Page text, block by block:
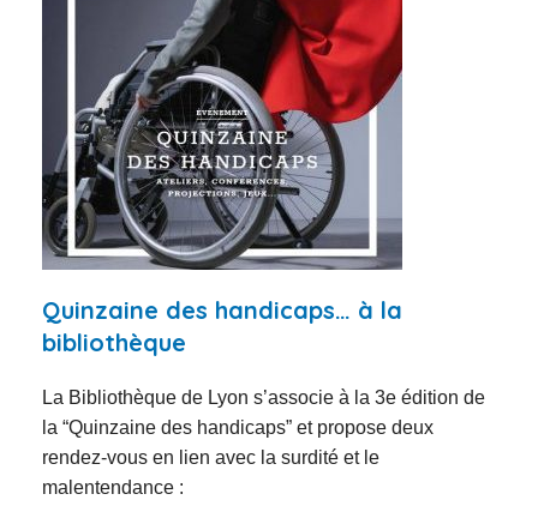
Quinzaine des handicaps… à la
bibliothèque
La Bibliothèque de Lyon s’associe à la 3e édition de
la “Quinzaine des handicaps” et propose deux
rendez-vous en lien avec la surdité et le
malentendance :